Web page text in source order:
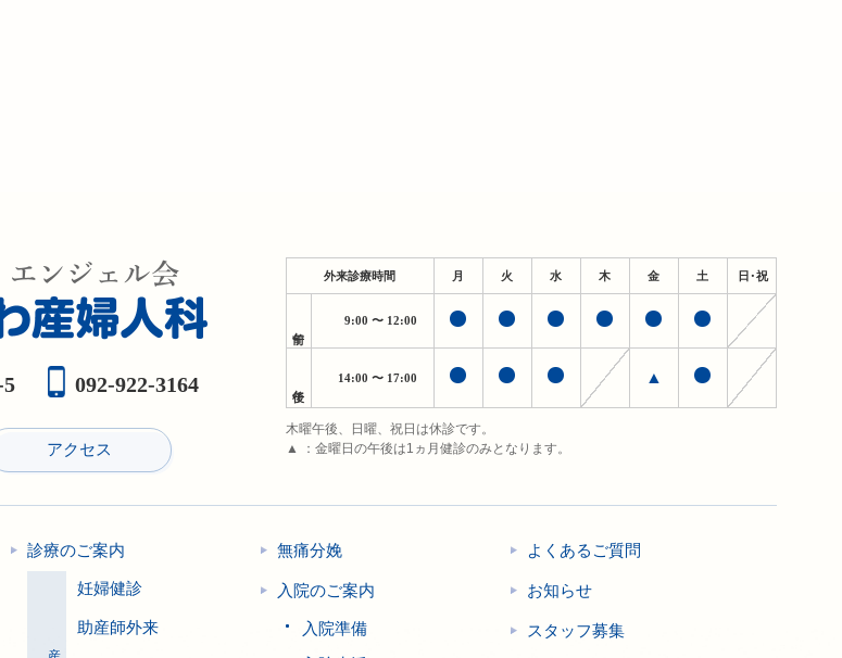
092-922-3164
アクセス
外来診療時間 月 火 水 木 金 土 日・祝
9:00 〜 12:00
14:00 〜 17:00 ▲
木曜午後、日曜、祝日は休診です。
▲ ：金曜日の午後は1ヵ月健診のみとなります。
診療のご案内
産科
妊婦健診
助産師外来
無痛分娩
入院のご案内
入院準備
よくあるご質問
お知らせ
スタッフ募集